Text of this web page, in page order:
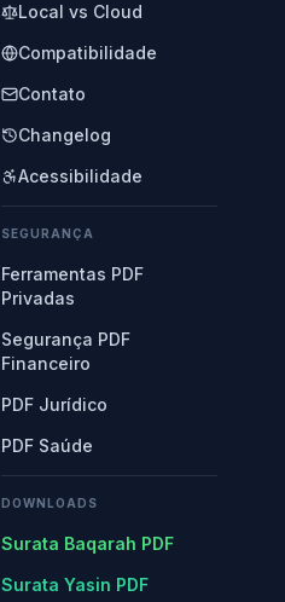
Local vs Cloud
Compatibilidade
Contato
Changelog
Acessibilidade
SEGURANÇA
Ferramentas PDF
Privadas
Segurança PDF
Financeiro
PDF Jurídico
PDF Saúde
DOWNLOADS
Surata Baqarah PDF
Surata Yasin PDF